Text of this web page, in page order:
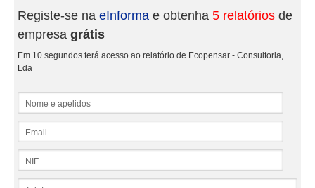
Registe-se na eInforma e obtenha 5 relatórios de
empresa grátis
Em 10 segundos terá acesso ao relatório de Ecopensar - Consultoria,
Lda